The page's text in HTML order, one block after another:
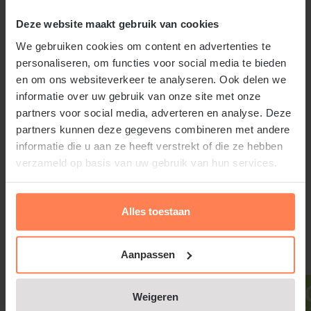
Deze website maakt gebruik van cookies
We gebruiken cookies om content en advertenties te
personaliseren, om functies voor social media te bieden
en om ons websiteverkeer te analyseren. Ook delen we
informatie over uw gebruik van onze site met onze
partners voor social media, adverteren en analyse. Deze
partners kunnen deze gegevens combineren met andere
informatie die u aan ze heeft verstrekt of die ze hebben
verzameld op basis van uw gebruik van hun services.
Alles toestaan
Aanpassen
Weigeren
Picea pungens 'Glauca Globosa' staat het liefst in de
volle zon of halfschaduw en stelt weinig eisen aan
de grondsoort. Door het oppervlakkig wortelgestel
van de Blauwspar is hij moeilijk te combineren met
bodembedekkers te dicht bij de stam.
Picea pungens 'Glauca Globosa'
snoeien en onderhouden
Snoeien van Picea pungens 'Glauca Globosa' kan in
februari/maart om hem weer een meer compacte
vorm te geven en de kroon in model te houden.
Gerelateerde producten